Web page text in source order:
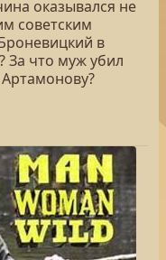
оказывался не
советским
в
За что муж убил
Артамонову?